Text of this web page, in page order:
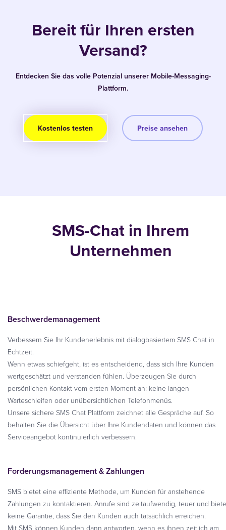
Bereit für Ihren ersten
Versand?
Entdecken Sie das volle Potenzial unserer Mobile-Messaging-
Plattform.
Kostenlos testen Preise ansehen
SMS-Chat in Ihrem
Unternehmen
Beschwerdemanagement
Verbessern Sie Ihr Kundenerlebnis mit dialogbasiertem SMS Chat in
Echtzeit.
Wenn etwas schiefgeht, ist es entscheidend, dass sich Ihre Kunden
wertgeschätzt und verstanden fühlen. Überzeugen Sie durch
persönlichen Kontakt vom ersten Moment an: keine langen
Warteschleifen oder unübersichtlichen Telefonmenüs.
Unsere sichere SMS Chat Plattform zeichnet alle Gespräche auf. So
behalten Sie die Übersicht über Ihre Kundendaten und können das
Serviceangebot kontinuierlich verbessern.
Forderungsmanagement & Zahlungen
SMS bietet eine effiziente Methode, um Kunden für anstehende
Zahlungen zu kontaktieren. Anrufe sind zeitaufwendig, teuer und
keine Garantie, dass Sie den Kunden auch tatsächlich erreichen.
Mit SMS können Kunden dann antworten, wenn es ihnen zeitlich am